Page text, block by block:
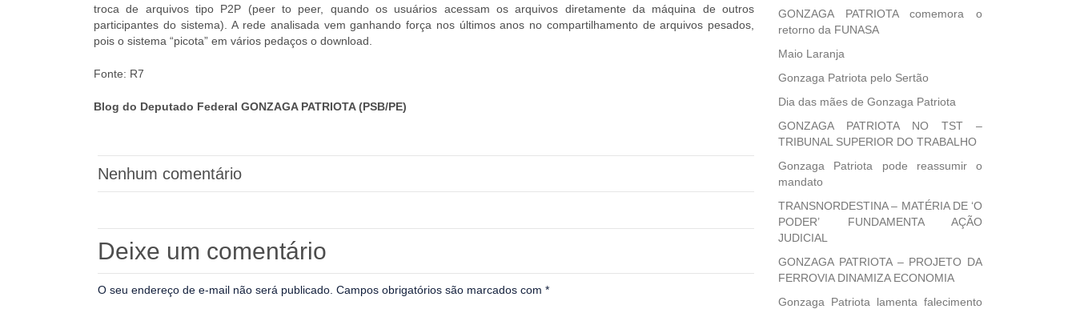
troca de arquivos tipo P2P (peer to peer, quando os usuários acessam os arquivos diretamente da máquina de outros
participantes do sistema). A rede analisada vem ganhando força nos últimos anos no compartilhamento de arquivos pesados,
pois o sistema “picota” em vários pedaços o download.
Fonte: R7
Blog do Deputado Federal GONZAGA PATRIOTA (PSB/PE)
Nenhum comentário
Deixe um comentário
O seu endereço de e-mail não será publicado. Campos obrigatórios são marcados com *
GONZAGA PATRIOTA comemora o
retorno da FUNASA
Maio Laranja
Gonzaga Patriota pelo Sertão
Dia das mães de Gonzaga Patriota
GONZAGA PATRIOTA NO TST –
TRIBUNAL SUPERIOR DO TRABALHO
Gonzaga Patriota pode reassumir o
mandato
TRANSNORDESTINA – MATÉRIA DE ‘O
PODER’ FUNDAMENTA AÇÃO
JUDICIAL
GONZAGA PATRIOTA – PROJETO DA
FERROVIA DINAMIZA ECONOMIA
Gonzaga Patriota lamenta falecimento